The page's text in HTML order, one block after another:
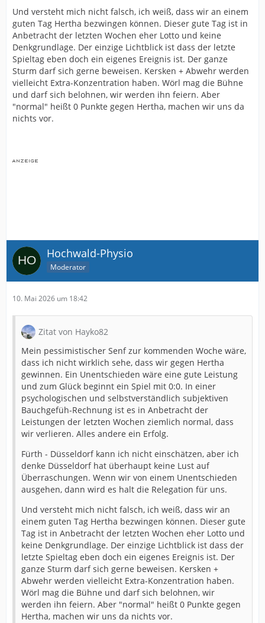
Und versteht mich nicht falsch, ich weiß, dass wir an einem
guten Tag Hertha bezwingen können. Dieser gute Tag ist in
Anbetracht der letzten Wochen eher Lotto und keine
Denkgrundlage. Der einzige Lichtblick ist dass der letzte
Spieltag eben doch ein eigenes Ereignis ist. Der ganze
Sturm darf sich gerne beweisen. Kersken + Abwehr werden
vielleicht Extra-Konzentration haben. Wörl mag die Bühne
und darf sich belohnen, wir werden ihn feiern. Aber
"normal" heißt 0 Punkte gegen Hertha, machen wir uns da
nichts vor.
Hochwald-Physio
Moderator
10. Mai 2026 um 18:42
Zitat von Hayko82
Mein pessimistischer Senf zur kommenden Woche wäre,
dass ich nicht wirklich sehe, dass wir gegen Hertha
gewinnen. Ein Unentschieden wäre eine gute Leistung
und zum Glück beginnt ein Spiel mit 0:0. In einer
psychologischen und selbstverständlich subjektiven
Bauchgefüh-Rechnung ist es in Anbetracht der
Leistungen der letzten Wochen ziemlich normal, dass
wir verlieren. Alles andere ein Erfolg.
Fürth - Düsseldorf kann ich nicht einschätzen, aber ich
denke Düsseldorf hat überhaupt keine Lust auf
Überraschungen. Wenn wir von einem Unentschieden
ausgehen, dann wird es halt die Relegation für uns.
Und versteht mich nicht falsch, ich weiß, dass wir an
einem guten Tag Hertha bezwingen können. Dieser gute
Tag ist in Anbetracht der letzten Wochen eher Lotto und
keine Denkgrundlage. Der einzige Lichtblick ist dass der
letzte Spieltag eben doch ein eigenes Ereignis ist. Der
ganze Sturm darf sich gerne beweisen. Kersken +
Abwehr werden vielleicht Extra-Konzentration haben.
Wörl mag die Bühne und darf sich belohnen, wir
werden ihn feiern. Aber "normal" heißt 0 Punkte gegen
Hertha, machen wir uns da nichts vor.